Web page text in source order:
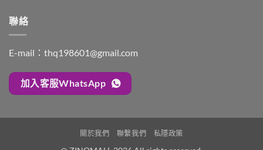
早
中
與
方
案〉
聯絡
E-mail： thq198601@gmail.com
加入客服WhatsApp
關於我們 聯繫我們 私隱政策